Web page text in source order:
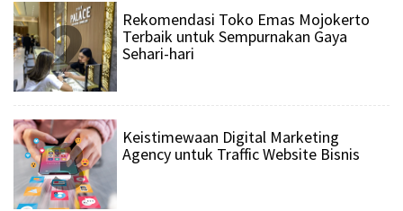
2
Rekomendasi Toko Emas Mojokerto
Terbaik untuk Sempurnakan Gaya
Sehari-hari
3
Keistimewaan Digital Marketing
Agency untuk Traffic Website Bisnis